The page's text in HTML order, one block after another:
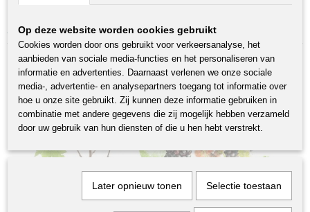
Home>Fruitstruiken>Grote struiken>Morus nigra Zwarte Moerbei
Op deze website worden cookies gebruikt
Cookies worden door ons gebruikt voor verkeersanalyse, het
aanbieden van sociale media-functies en het personaliseren van
informatie en advertenties. Daarnaast verlenen we onze sociale
media-, advertentie- en analysepartners toegang tot informatie over
hoe u onze site gebruikt. Zij kunnen deze informatie gebruiken in
combinatie met andere gegevens die zij mogelijk hebben verzameld
door uw gebruik van hun diensten of die u hen hebt verstrekt.
Later opnieuw tonen Selectie toestaan